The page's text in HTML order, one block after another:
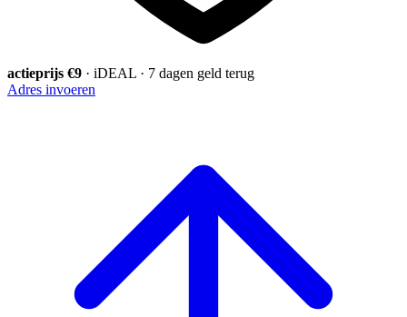
actieprijs €9 · iDEAL · 7 dagen geld terug
Adres invoeren